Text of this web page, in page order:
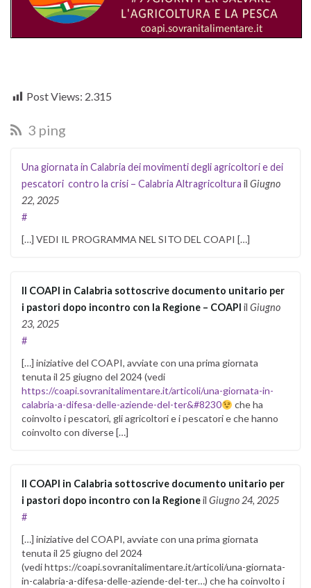
Post Views: 2.315
3 ping
Una giornata in Calabria dei movimenti degli agricoltori e dei
pescatori contro la crisi – Calabria Altragricoltura il Giugno
22, 2025
#
[…] VEDI IL PROGRAMMA NEL SITO DEL COAPI […]
Il COAPI in Calabria sottoscrive documento unitario per
i pastori dopo incontro con la Regione – COAPI il Giugno
23, 2025
#
[…] iniziative del COAPI, avviate con una prima giornata
tenuta il 25 giugno del 2024 (vedi
https://coapi.sovranitalimentare.it/articoli/una-giornata-in-
calabria-a-difesa-delle-aziende-del-ter&#8230
che ha
coinvolto i pescatori, gli agricoltori e i pescatori e che hanno
coinvolto con diverse […]
Il COAPI in Calabria sottoscrive documento unitario per
i pastori dopo incontro con la Regioneil Giugno 24, 2025
#
[…] iniziative del COAPI, avviate con una prima giornata
tenuta il 25 giugno del 2024
(vedi https://coapi.sovranitalimentare.it/articoli/una-giornata-
in-calabria-a-difesa-delle-aziende-del-ter…) che ha coinvolto i